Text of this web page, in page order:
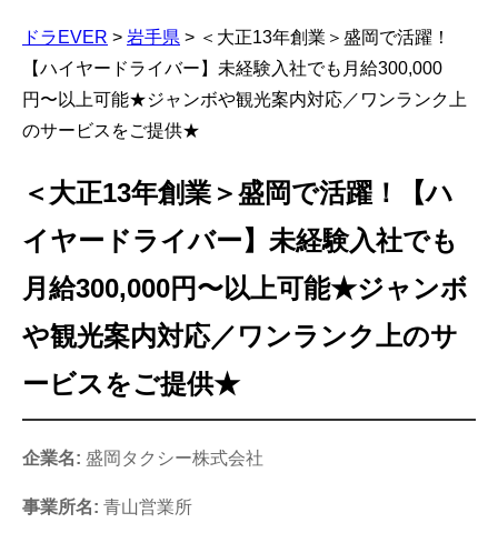
ドラEVER > 岩手県 > ＜大正13年創業＞盛岡で活躍！
【ハイヤードライバー】未経験入社でも月給300,000
円〜以上可能★ジャンボや観光案内対応／ワンランク上
のサービスをご提供★
＜大正13年創業＞盛岡で活躍！【ハ
イヤードライバー】未経験入社でも
月給300,000円〜以上可能★ジャンボ
や観光案内対応／ワンランク上のサ
ービスをご提供★
企業名: 盛岡タクシー株式会社
事業所名: 青山営業所